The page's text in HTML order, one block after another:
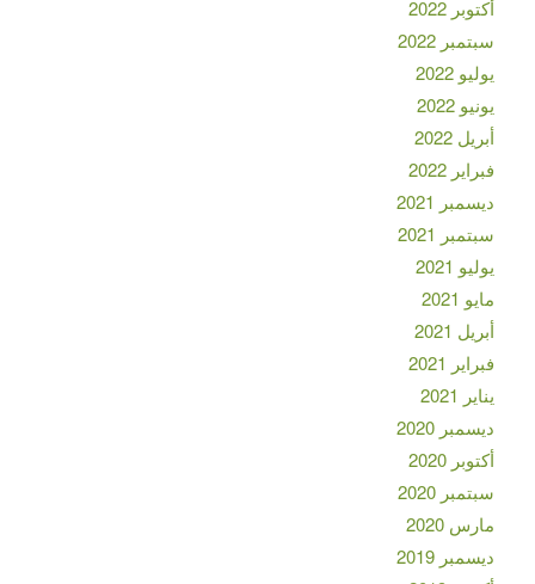
أكتوبر 2022
سبتمبر 2022
يوليو 2022
يونيو 2022
أبريل 2022
فبراير 2022
ديسمبر 2021
سبتمبر 2021
يوليو 2021
مايو 2021
أبريل 2021
فبراير 2021
يناير 2021
ديسمبر 2020
أكتوبر 2020
سبتمبر 2020
مارس 2020
ديسمبر 2019